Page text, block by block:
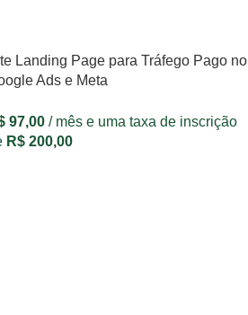
Landing Page para Tráfego Pago no
Ads e Meta
97,00 / mês e uma taxa de inscrição
R$ 200,00